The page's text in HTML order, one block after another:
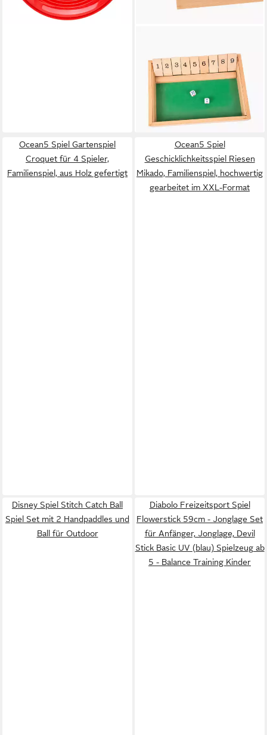
Spielesammlung Shut the box
Brettspiele, Shut the Box,
Spielspaß mit der ganzen
Familie
lieferbar - in 2-3 Werktagen bei dir
Ocean5 Spiel Gartenspiel
Croquet für 4 Spieler,
Familienspiel, aus Holz gefertigt
Ocean5 Spiel
Geschicklichkeitsspiel Riesen
Mikado, Familienspiel, hochwertig
gearbeitet im XXL-Format
Disney Spiel Stitch Catch Ball
Spiel Set mit 2 Handpaddles und
Ball für Outdoor
Diabolo Freizeitsport Spiel
Flowerstick 59cm - Jonglage Set
für Anfänger, Jonglage, Devil
Stick Basic UV (blau) Spielzeug ab
5 - Balance Training Kinder